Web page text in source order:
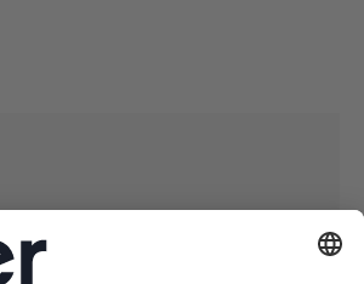
Gegebenheiten, die
und die Lage der Treppen